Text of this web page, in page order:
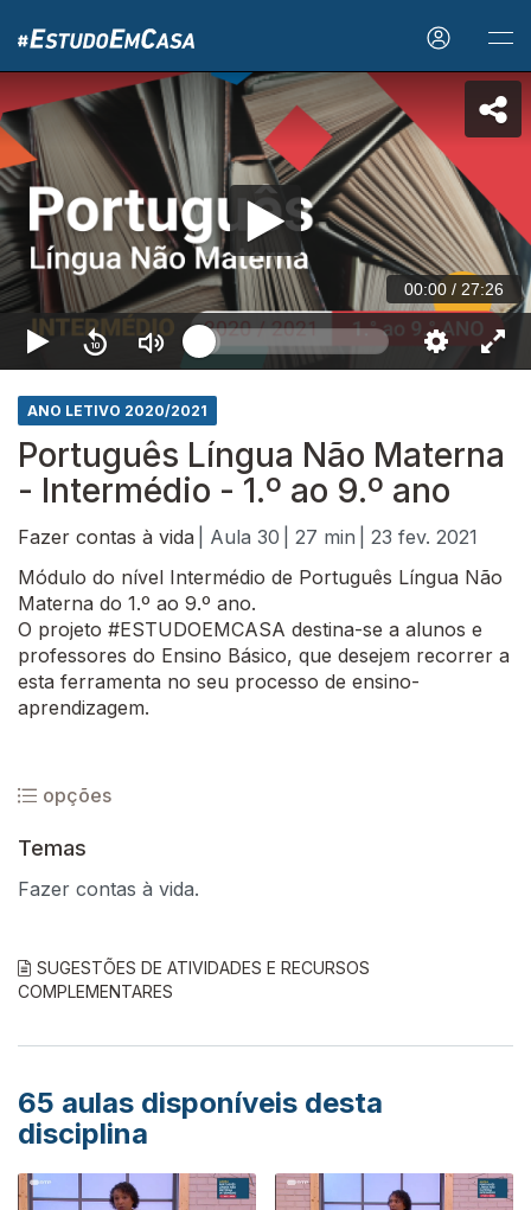
00:00 / 27:26
ANO LETIVO 2020/2021
Português Língua Não Materna
- Intermédio - 1.º ao 9.º ano
Fazer contas à vida | Aula 30 | 27 min
| 23 fev. 2021
Módulo do nível Intermédio de Português Língua Não
Materna do 1.º ao 9.º ano.
O projeto #ESTUDOEMCASA destina-se a alunos e
professores do Ensino Básico, que desejem recorrer a
esta ferramenta no seu processo de ensino-
aprendizagem.
opções
Temas
Fazer contas à vida.
SUGESTÕES DE ATIVIDADES E RECURSOS
COMPLEMENTARES
65 aulas disponíveis desta
disciplina